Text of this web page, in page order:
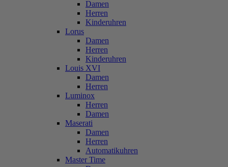
Damen
Herren
Kinderuhren
Lorus
Damen
Herren
Kinderuhren
Louis XVI
Damen
Herren
Luminox
Herren
Damen
Maserati
Damen
Herren
Automatikuhren
Master Time